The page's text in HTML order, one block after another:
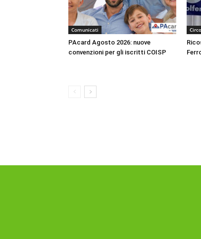
Comunicati
PAcard Agosto 2026: nuove
convenzioni per gli iscritti COISP